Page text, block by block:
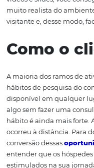
simples foto de
da página demorado,
banda larga,
evolução continua.
virtual tendem a
criação de ambientes
possível criar uma
presencialmente.
vídeos e slides, você
muito realista do
visitante e, desse